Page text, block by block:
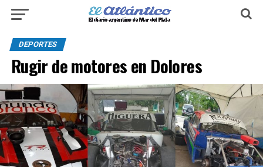
DEPORTES
Rugir de motores en Dolores